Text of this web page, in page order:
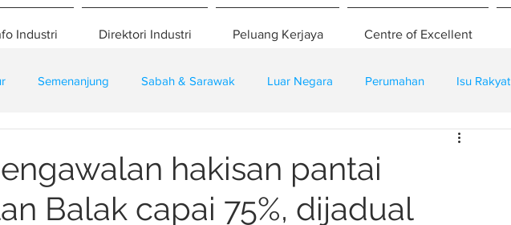
Industri Direktori Industri Peluang Kerjaya Centre of Excellent
Semenanjung Sabah & Sarawak Luar Negara Perumahan Isu Rakyat
hakisan pantai
Balak capai 75%, dijadual